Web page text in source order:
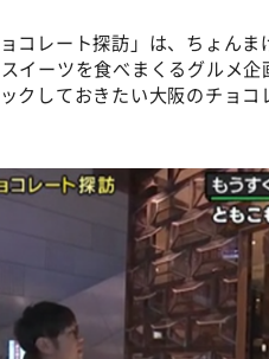
コレート探訪」は、ちょん
イーツを食べまくるグルメ
クしておきたい大阪のチョ